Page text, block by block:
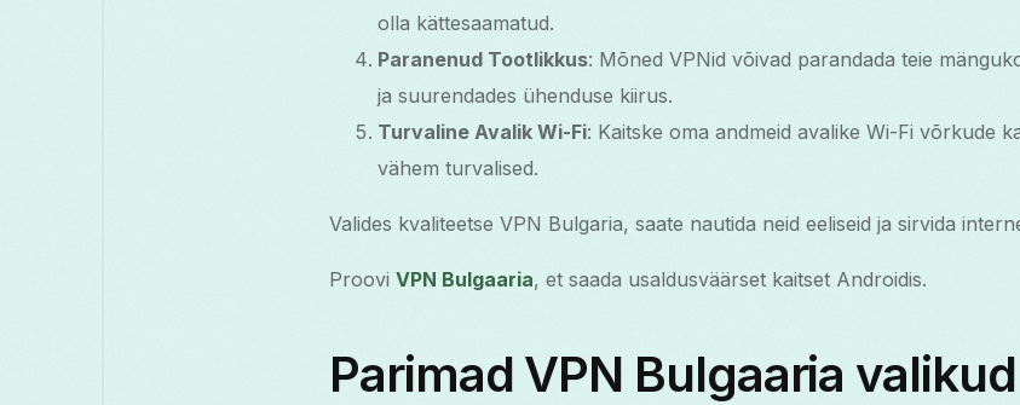
olla kättesaamatud.
Paranenud Tootlikkus: Mõned VPNid võivad parandada teie
ja suurendades ühenduse kiirus.
Turvaline Avalik Wi-Fi: Kaitske oma andmeid avalike Wi-Fi võrkude
vähem turvalised.
Valides kvaliteetse VPN Bulgaria, saate nautida neid eeliseid ja sirvida
Proovi VPN Bulgaaria, et saada usaldusväärset kaitset Androidis.
Parimad VPN Bulgaaria valikud